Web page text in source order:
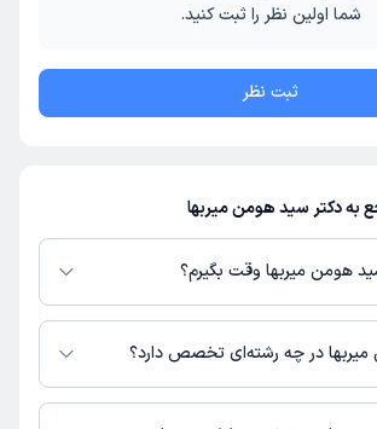
شما اولین نظر را ثبت کنید.
ثبت نظر
به دکتر سید هومن میربها
هومن میربها وقت بگیرم؟
هومن میربهادارای پروفایل فعال و نوبت‌دهی باز در
می‌توانید از طریق این پلتفرم برای دریافت نوبت اقدام کنید.
برنامه حضور در مطب، تصاویر پزشک، ساعات کاری و
خدمات پزشکی و نوبت‌گیری ممکن است در پروفایل ایشان
در چه رشته‌ای تخصص دارد؟
در رشته‌های زیر (پزشکی) تخصص دارند: